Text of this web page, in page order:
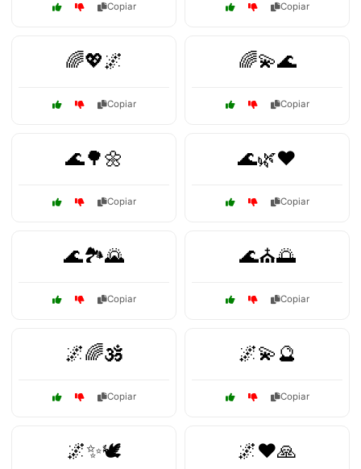
Copiar Copiar
🌈💖🌌
Copiar
🌈💫🌊
Copiar
🌊🌳🌼
Copiar
🌊🌿❤️
Copiar
🌊🏞️🌄
Copiar
🌊⛪🌅
Copiar
🌌🌈🕉️
Copiar
🌌💫🔮
Copiar
🌌✨🕊️ 🌌❤️🙏